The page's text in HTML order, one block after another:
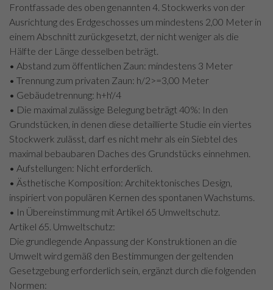
Frontfassade des oben genannten 4. Stockwerks von der
Ausrichtung des Erdgeschosses um mindestens 2,00 Meter in
einem Abschnitt zurückgesetzt, der nicht weniger als die
Hälfte der Länge desselben beträgt.
• Abstand zum öffentlichen Zaun: mindestens 3 Meter
• Trennung zum privaten Zaun: h/2>=3,00 Meter
• Gebäudetrennung: h+h'/4
• Die maximal zulässige Belegung beträgt 40%: In den
Grundstücken, in denen diese detaillierte Studie ein viertes
Stockwerk zulässt, darf es nicht mehr als ein Siebtel des
maximal bebaubaren Daches des Grundstücks einnehmen.
• Aufstellungen: Nicht erforderlich.
• Ästhetische Komposition: Architektonisches Design,
inspiriert von populären Kernen des spontanen Wachstums.
• In Übereinstimmung mit Artikel 65 Umweltschutz.
Artikel 65. Umweltschutz:
Die grundlegende Anpassung der Konstruktionen an die
Umwelt wird gemäß den Bestimmungen der geltenden
Gesetzgebung erforderlich sein, ergänzt durch die folgenden
Normen: